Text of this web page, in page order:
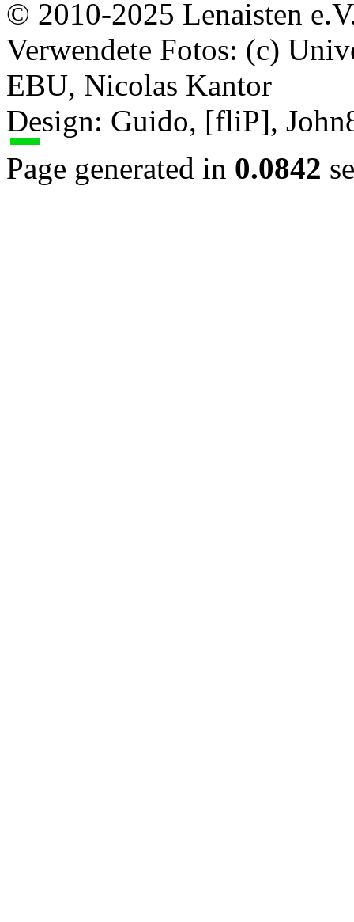
© 2010-2025 Lenaisten
Verwendete Fotos: (c)
EBU, Nicolas Kantor
Design: Guido, [fliP],
Page generated in 0.0842